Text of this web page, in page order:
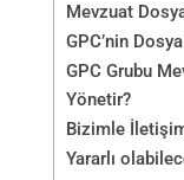
Mevzuat
GPC’nin
GPC Grubu
Yönetir?
Bizimle
Yararlı